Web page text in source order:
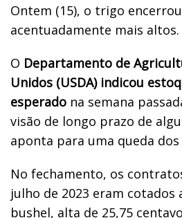
Ontem (15), o trigo
acentuadamente mais altos.
O Departamento de
Unidos (USDA) indicou
esperado na semana
visão de longo prazo de
aponta para uma queda dos
No fechamento, os
julho de 2023 eram cotados
bushel, alta de 25,75